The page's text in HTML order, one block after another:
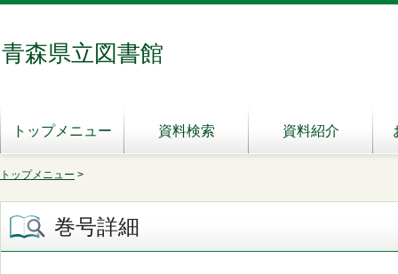
青森県立図書館
トップメニュー 資料検索 資料紹介
トップメニュー >
巻号詳細